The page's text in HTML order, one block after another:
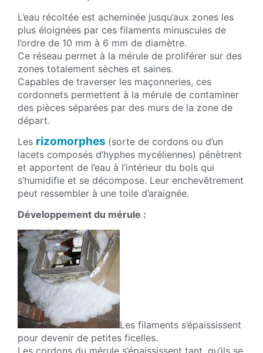
L’eau récoltée est acheminée jusqu’aux zones les
plus éloignées par ces filaments minuscules de
l’ordre de 10 mm à 6 mm de diamètre.
Ce réseau permet à la mérule de proliférer sur des
zones totalement sèches et saines.
Capables de traverser les maçonneries, ces
cordonnets permettent à la mérule de contaminer
des pièces séparées par des murs de la zone de
départ.
Les rizomorphes (sorte de cordons ou d’un
lacets composés d’hyphes mycéliennes) pénètrent
et apportent de l’eau à l’intérieur du bois qui
s’humidifie et se décompose. Leur enchevêtrement
peut ressembler à une toile d’araignée.
Développement du mérule :
Les filaments s’épaississent
pour devenir de petites ficelles.
Les cordons du mérule s’épaississent tant, qu’ils se